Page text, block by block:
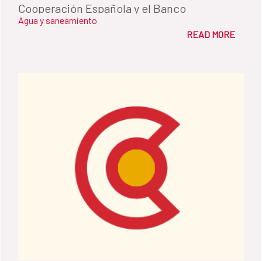
Cooperación Española y el Banco
Interamericano de Desarrollo (BID). Al acto
general Iberoamericana, Rebeca Grynspan.
Agua y saneamiento
READ MORE